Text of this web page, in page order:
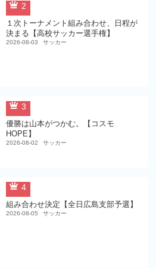
2
１次トーナメント組み合わせ、日程が
決まる【高校サッカー選手権】
2026-08-03 サッカー
3
優勝は山本がつかむ。【コスモ
HOPE】
2026-08-02 サッカー
4
組み合わせ決定【全日広島支部予選】
2026-08-05 サッカー